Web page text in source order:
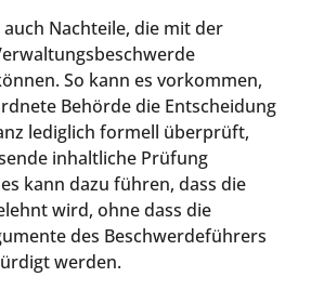
Nachteile, die mit der
So kann es vorkommen,
Behörde die Entscheidung
lediglich formell überprüft,
inhaltliche Prüfung
kann dazu führen, dass die
wird, ohne dass die
des Beschwerdeführers
werden.